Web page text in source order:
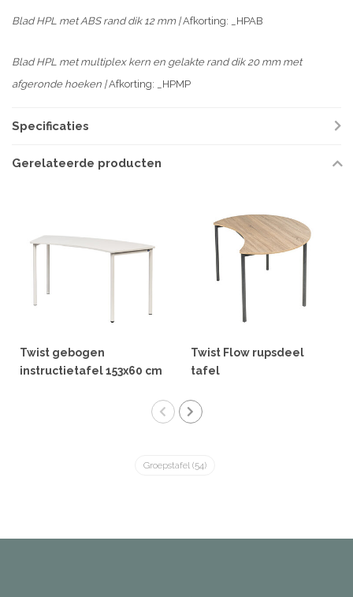
Blad HPL met ABS rand dik 12 mm |Afkorting: _HPAB
Blad HPL met multiplex kern en gelakte rand dik 20 mm met
afgeronde hoeken |Afkorting: _HPMP
Specificaties
Gerelateerde producten
Twist gebogen
instructietafel 153x60 cm
Twist Flow rupsdeel
tafel
Groepstafel (54)